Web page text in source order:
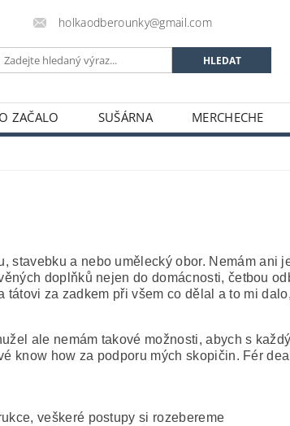
holkaodberounky@gmail.com
ZAČALO SUŠÁRNA MERCHECHE
stavebku a nebo umělecký obor. Nemám ani
doplňků nejen do domácnosti, četbou
za zadkem při všem co dělal a to mi
ale nemám takové možnosti, abych s
know how za podporu mých skopičin. Fér
veškeré postupy si rozebereme